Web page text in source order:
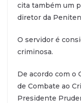
cita também um
diretor da
O servidor é
criminosa.
De acordo com o
de Combate ao
Presidente